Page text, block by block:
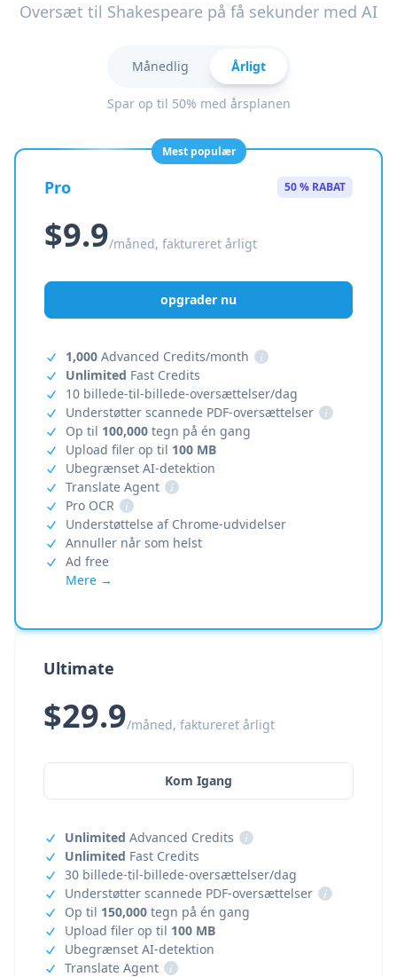
Oversæt til Shakespeare på få sekunder med AI
Månedlig Årligt
Spar op til 50% med årsplanen
Mest populær
Pro 50 % RABAT
$9.9/måned, faktureret årligt
opgrader nu
1,000 Advanced Credits/month
i
Unlimited Fast Credits
10 billede-til-billede-oversættelser/dag
Understøtter scannede PDF-oversættelser
i
Op til 100,000 tegn på én gang
Upload filer op til 100 MB
Ubegrænset AI-detektion
Translate Agent
i
Pro OCR
i
Understøttelse af Chrome-udvidelser
Annuller når som helst
Ad free
Mere →
Ultimate
$29.9/måned, faktureret årligt
Kom Igang
Unlimited Advanced Credits
i
Unlimited Fast Credits
30 billede-til-billede-oversættelser/dag
Understøtter scannede PDF-oversættelser
i
Op til 150,000 tegn på én gang
Upload filer op til 100 MB
Ubegrænset AI-detektion
Translate Agent
i